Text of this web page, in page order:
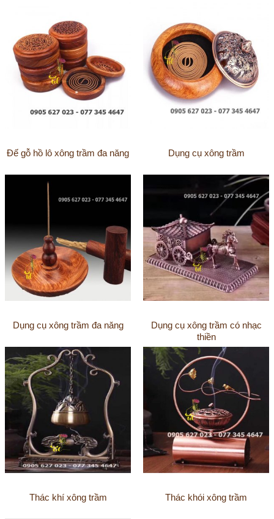
Đế gỗ hồ lô xông trầm đa năng Dụng cụ xông trầm
Dụng cụ xông trầm đa năng
Dụng cụ xông trầm có nhạc
thiền
Thác khí xông trầm Thác khói xông trầm